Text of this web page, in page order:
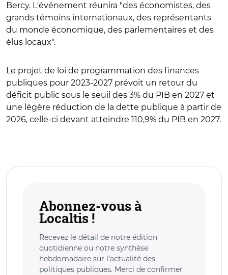
Bercy. L'événement réunira "des économistes, des
grands témoins internationaux, des représentants
du monde économique, des parlementaires et des
élus locaux".
Le projet de loi de programmation des finances
publiques pour 2023-2027 prévoit un retour du
déficit public sous le seuil des 3% du PIB en 2027 et
une légère réduction de la dette publique à partir de
2026, celle-ci devant atteindre 110,9% du PIB en 2027.
Abonnez-vous à
Localtis !
Recevez le détail de notre édition
quotidienne ou notre synthèse
hebdomadaire sur l’actualité des
politiques publiques. Merci de confirmer